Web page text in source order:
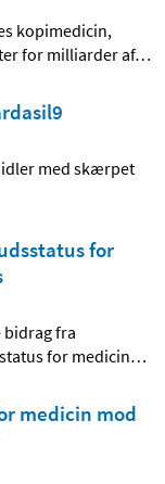
kopimedicin,
for milliarder af…
med skærpet
for
fra
for medicin…
medicin mod